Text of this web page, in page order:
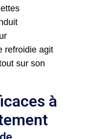
refroidie agit
sur son
à